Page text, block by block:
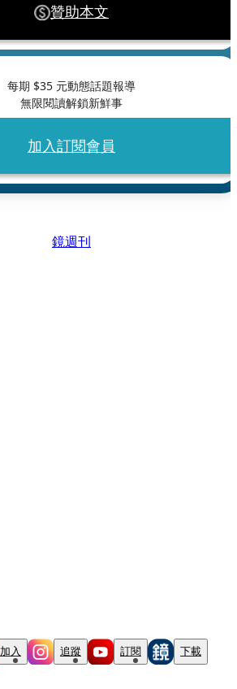
贊助本文
每期 $35 元動態話題報導
無限閱讀解鎖新鮮事
加入訂閱會員
鏡週刊
加入 追蹤 訂閱 下載